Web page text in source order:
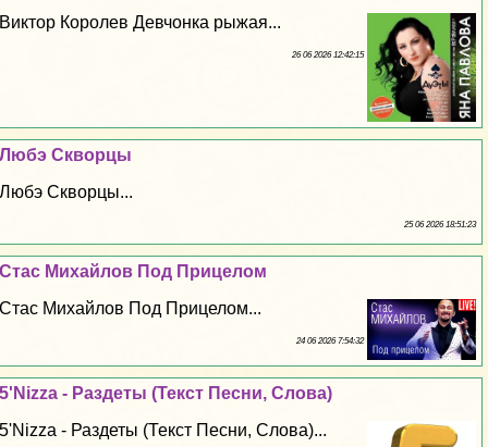
Виктор Королев Девчонка рыжая...
26 06 2026 12:42:15
Любэ Скворцы
Любэ Скворцы...
25 06 2026 18:51:23
Стас Михайлов Под Прицелом
Стас Михайлов Под Прицелом...
24 06 2026 7:54:32
5'Nizza - Раздеты (Текст Песни, Слова)
5'Nizza - Раздеты (Текст Песни, Слова)...